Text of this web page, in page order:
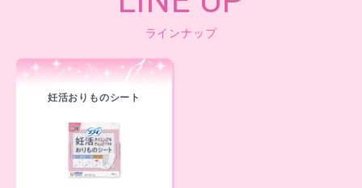
ラインナップ
妊活おりものシート